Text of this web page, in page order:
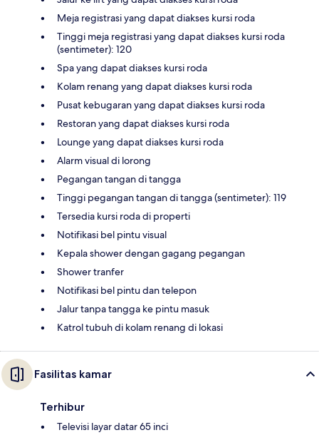
Meja registrasi yang dapat diakses kursi roda
Tinggi meja registrasi yang dapat diakses kursi roda
(sentimeter): 120
Spa yang dapat diakses kursi roda
Kolam renang yang dapat diakses kursi roda
Pusat kebugaran yang dapat diakses kursi roda
Restoran yang dapat diakses kursi roda
Lounge yang dapat diakses kursi roda
Alarm visual di lorong
Pegangan tangan di tangga
Tinggi pegangan tangan di tangga (sentimeter): 119
Tersedia kursi roda di properti
Notifikasi bel pintu visual
Kepala shower dengan gagang pegangan
Shower tranfer
Notifikasi bel pintu dan telepon
Jalur tanpa tangga ke pintu masuk
Katrol tubuh di kolam renang di lokasi
Fasilitas kamar
Terhibur
Televisi layar datar 65 inci